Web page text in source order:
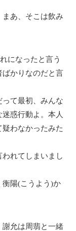
あ、そこは飲み
になったと言う
ばかりなのだと言
て最初、みんな
惑行動よ。本人
わなかったみた
れてしまいまし
陽(こうよう)か
允は周翡と一緒